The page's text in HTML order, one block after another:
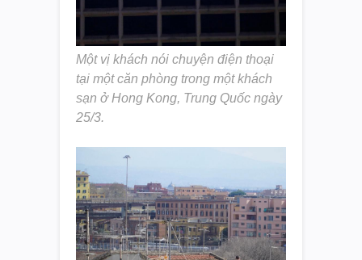
Một vị khách nói chuyện điện thoại
tại một căn phòng trong một khách
sạn ở Hong Kong, Trung Quốc ngày
25/3.